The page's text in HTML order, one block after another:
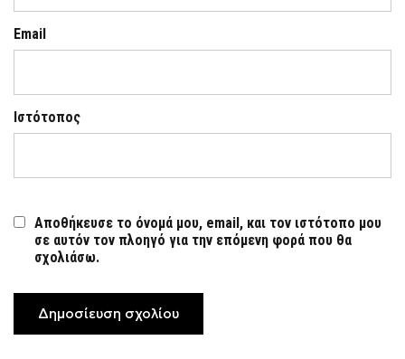
Email
Ιστότοπος
Αποθήκευσε το όνομά μου, email, και τον ιστότοπο μου
σε αυτόν τον πλοηγό για την επόμενη φορά που θα
σχολιάσω.